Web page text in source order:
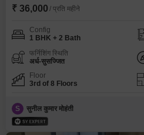
₹ 36,000 / प्रति महीने
Config
1 BHK + 2 Bath
फर्निशिंग स्थिति
अर्ध-सुसज्जित
Floor
3rd of 8 Floors
S सुनील कुमार मोहंती